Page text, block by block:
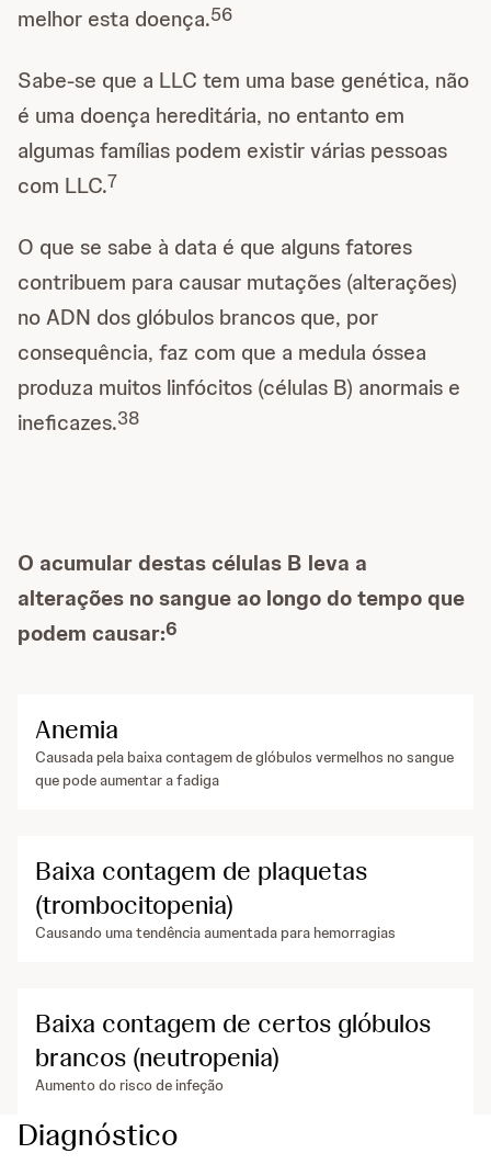
melhor esta doença.56
Sabe-se que a LLC tem uma base genética, não
é uma doença hereditária, no entanto em
algumas famílias podem existir várias pessoas
com LLC.7
O que se sabe à data é que alguns fatores
contribuem para causar mutações (alterações)
no ADN dos glóbulos brancos que, por
consequência, faz com que a medula óssea
produza muitos linfócitos (células B) anormais e
ineficazes.38
O acumular destas células B leva a
alterações no sangue ao longo do tempo que
podem causar:6
Anemia
Causada pela baixa contagem de glóbulos vermelhos no sangue
que pode aumentar a fadiga
Baixa contagem de plaquetas
(trombocitopenia)
Causando uma tendência aumentada para hemorragias
Baixa contagem de certos glóbulos
brancos (neutropenia)
Aumento do risco de infeção
Diagnóstico